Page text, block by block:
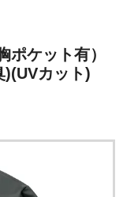
ポケット有）
カット)